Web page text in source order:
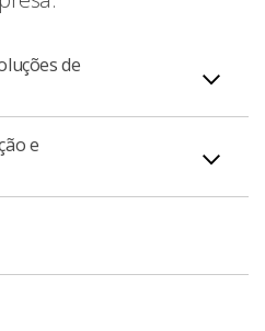
de
de proteção da
só lugar;
e